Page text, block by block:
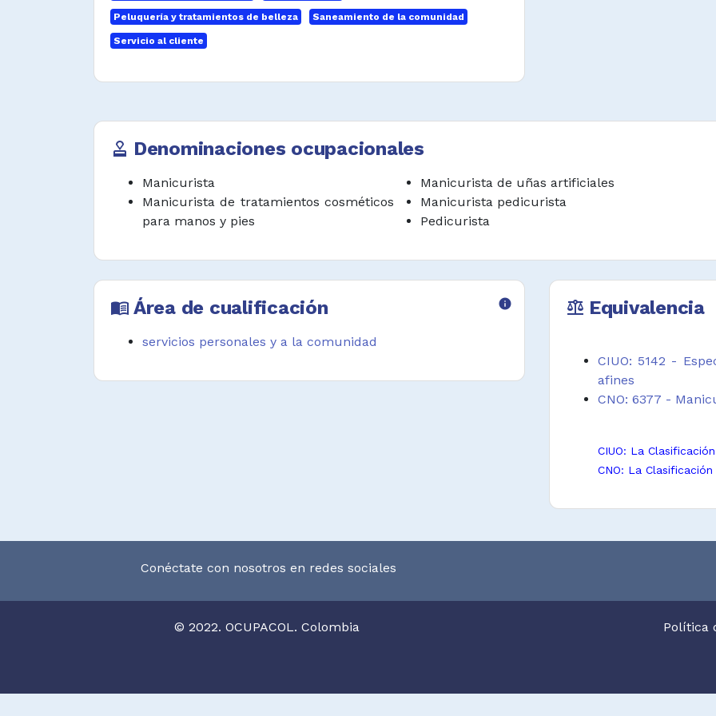
Adaptar uñas artificiales según técnicas estéticas.
Peluquería y tratamientos de belleza Saneamiento de la comunidad
Servicio al cliente
approval Denominaciones ocupacionales
Manicurista
Manicurista de tratamientos cosméticos
para manos y pies
Manicurista de uñas artificiales
Manicurista pedicurista
Pedicurista
menu_book Área de cualificación info
servicios personales y a la comunidad
balance Equivalencia
CIUO: 5142 -
afines
CNO: 6377 -
CIUO: La
CNO: La
Conéctate con nosotros en redes sociales
© 2022. OCUPACOL. Colombia Política